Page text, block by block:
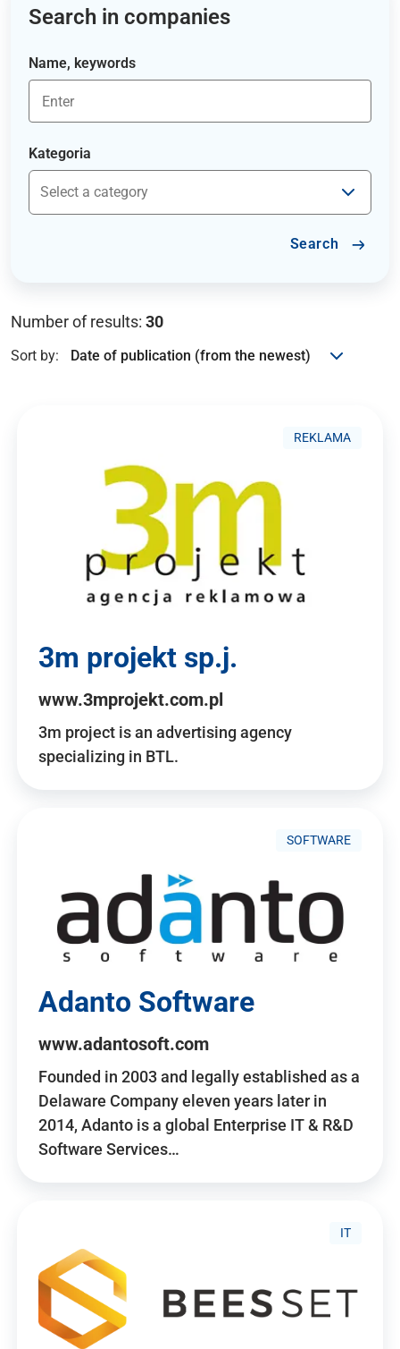
Search in companies
Name, keywords
Kategoria
Search
Number of results: 30
Sort by:
REKLAMA
3m projekt sp.j.
www.3mprojekt.com.pl
3m project is an advertising agency
specializing in BTL.
SOFTWARE
Adanto Software
www.adantosoft.com
Founded in 2003 and legally established as a
Delaware Company eleven years later in
2014, Adanto is a global Enterprise IT & R&D
Software Services…
IT